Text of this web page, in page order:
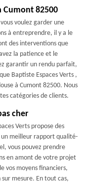
Cumont 82500
voulez garder une
à entreprendre, il y a le
des interventions que
la patience et le
garantir un rendu parfait,
Baptiste Espaces Verts ,
à Cumont 82500. Nous
catégories de clients.
cher
Verts propose des
un meilleur rapport qualité-
vous pouvez prendre
en amont de votre projet
vos moyens financiers,
mesure. En tout cas,